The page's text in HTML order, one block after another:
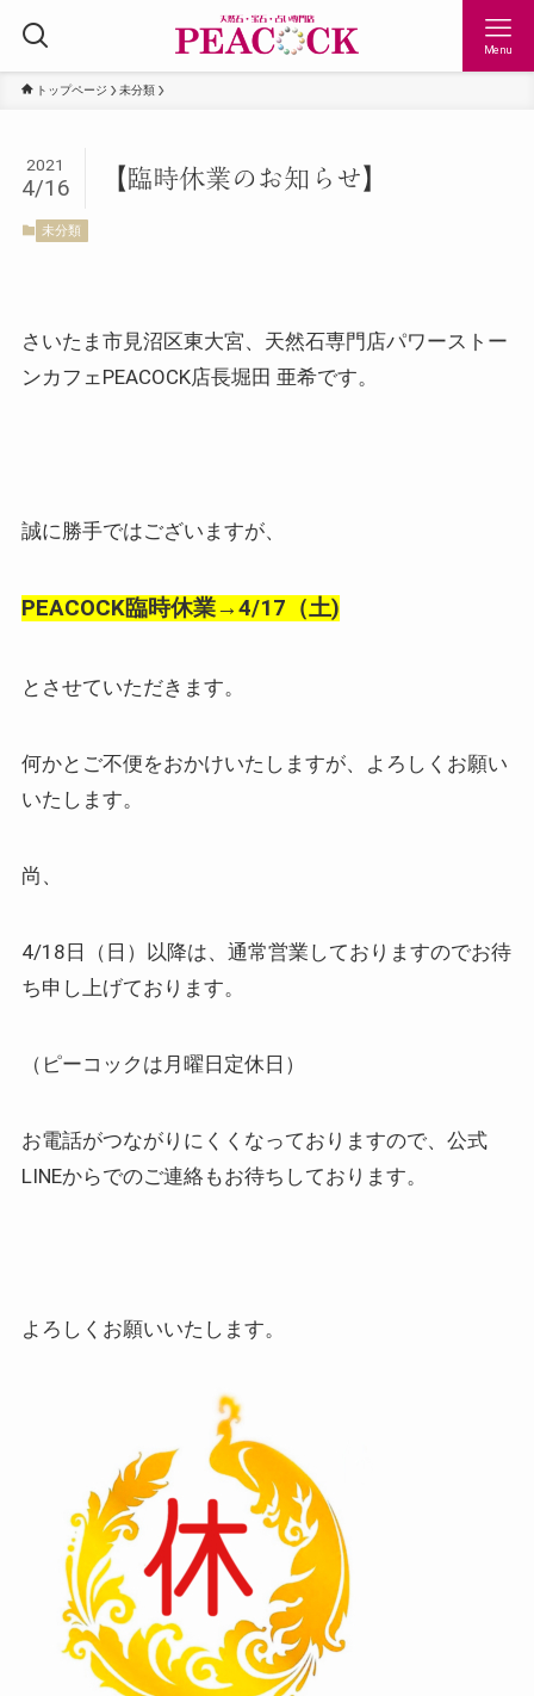
Menu
トップページ 未分類
【臨時休業のお知らせ】
2021
4/16
未分類
さいたま市見沼区東大宮、天然石専門店パワーストー
ンカフェPEACOCK店長堀田 亜希です。
誠に勝手ではございますが、
PEACOCK臨時休業→4/17（土)
とさせていただきます。
何かとご不便をおかけいたしますが、よろしくお願い
いたします。
尚、
4/18日（日）以降は、通常営業しておりますのでお待
ち申し上げております。
（ピーコックは月曜日定休日）
お電話がつながりにくくなっておりますので、公式
LINEからでのご連絡もお待ちしております。
よろしくお願いいたします。